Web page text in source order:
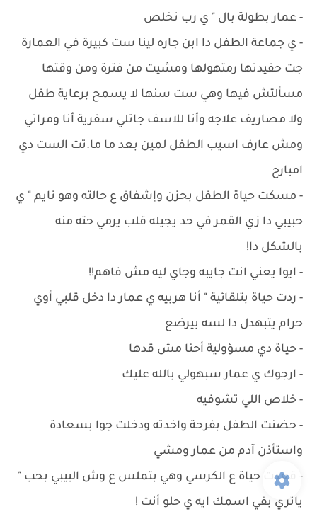
- ‏عمار بطولة بال " ي رب نخلص
- ‏ي جماعة الطفل دا ابن جاره لينا ست كبيرة في العمارة
جت حفيدتها رمتهولها ومشيت من فترة ومن وقتها
مسألتش فيها وهي ست سنها لا يسمح برعاية طفل
ولا مصاريف علاجه وأنا للاسف جاتلي سفرية أنا ومراتي
ومش عارف اسيب الطفل لمين بعد ما ما.تت الست دي
امبارح
- ‏مسكت حياة الطفل بحزن وإشفاق ع حالته وهو نايم " ي
حبيبي دا زي القمر في حد يجيله قلب يرمي حته منه
بالشكل دا!
- ‏ايوا يعني انت جايبه وجاي ليه مش فاهم!!
- ‏ردت حياة بتلقائية " أنا هربيه ي عمار دا دخل قلبي أوي
حرام يتبهدل دا لسه بيرضع
- ‏حياة دي مسؤولية أحنا مش قدها
- ‏ارجوك ي عمار سبهولي بالله عليك
- ‏خلاص اللي تشوفيه
- ‏حضنت الطفل بفرحة واخدته ودخلت جوا بسعادة
واستأذن آدم من عمار ومشي
- ‏قعدت حياة ع الكرسي وهي بتملس ع وش البيبي بحب "
ياتري بقي اسمك ايه ي حلو أنت !